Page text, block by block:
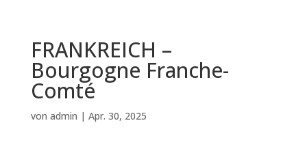
FRANKREICH –
Bourgogne Franche-
Comté
von admin | Apr. 30, 2025